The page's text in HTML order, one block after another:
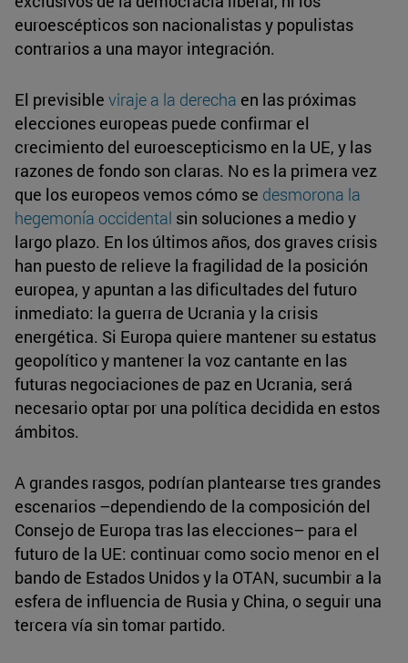
euroescépticos son nacionalistas y populistas
contrarios a una mayor integración.
El previsible viraje a la derecha en las próximas
elecciones europeas puede confirmar el
crecimiento del euroescepticismo en la UE, y las
razones de fondo son claras. No es la primera vez
que los europeos vemos cómo se desmorona la
hegemonía occidental sin soluciones a medio y
largo plazo. En los últimos años, dos graves crisis
han puesto de relieve la fragilidad de la posición
europea, y apuntan a las dificultades del futuro
inmediato: la guerra de Ucrania y la crisis
energética. Si Europa quiere mantener su estatus
geopolítico y mantener la voz cantante en las
futuras negociaciones de paz en Ucrania, será
necesario optar por una política decidida en estos
ámbitos.
A grandes rasgos, podrían plantearse tres grandes
escenarios –dependiendo de la composición del
Consejo de Europa tras las elecciones– para el
futuro de la UE: continuar como socio menor en el
bando de Estados Unidos y la OTAN, sucumbir a la
esfera de influencia de Rusia y China, o seguir una
tercera vía sin tomar partido.